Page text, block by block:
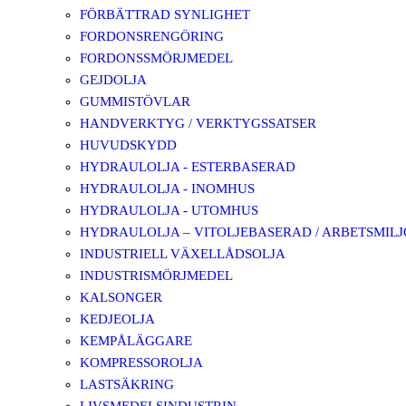
FÖRBÄTTRAD SYNLIGHET
FORDONSRENGÖRING
FORDONSSMÖRJMEDEL
GEJDOLJA
GUMMISTÖVLAR
HANDVERKTYG / VERKTYGSSATSER
HUVUDSKYDD
HYDRAULOLJA - ESTERBASERAD
HYDRAULOLJA - INOMHUS
HYDRAULOLJA - UTOMHUS
HYDRAULOLJA – VITOLJEBASERAD /
INDUSTRIELL VÄXELLÅDSOLJA
INDUSTRISMÖRJMEDEL
KALSONGER
KEDJEOLJA
KEMPÅLÄGGARE
KOMPRESSOROLJA
LASTSÄKRING